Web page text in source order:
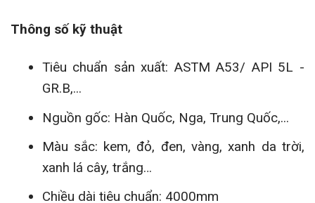
Thông số kỹ thuật
Tiêu chuẩn sản xuất: ASTM A53/ API 5L -
GR.B,...
Nguồn gốc: Hàn Quốc, Nga, Trung Quốc,...
Màu sắc: kem, đỏ, đen, vàng, xanh da trời,
xanh lá cây, trắng…
Chiều dài tiêu chuẩn: 4000mm